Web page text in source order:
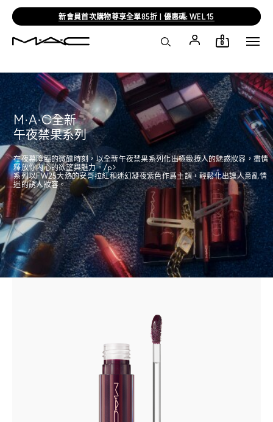
新會員首次購物尊享全單85折 | 優惠碼: WEL15
0
M·A·C全新
午夜禁果系列​
在夜幕降臨的微醺時刻，以全新午夜禁果系列化出極緻撩人的魅惑妝容，盡情
釋放你内心的欲望與魅力。/p>
系列以FW25大熱的安哥拉紅和迷幻凝夜紫色作爲主調，輕鬆化出讓人意亂情
迷的誘人妝容。